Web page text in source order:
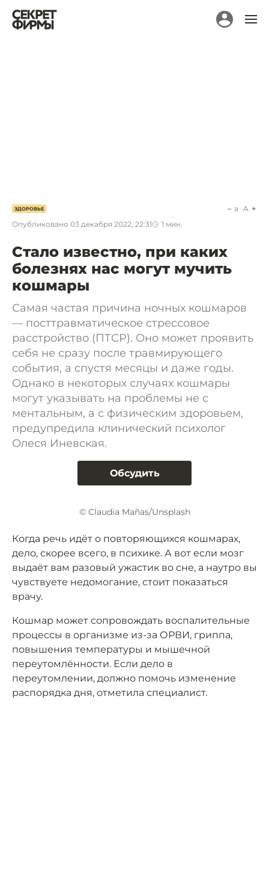
ЗДОРОВЬЕ
Опубликовано 03 декабря 2022, 22:31 1 мин.
a A
Стало известно, при каких
болезнях нас могут мучить
кошмары
Самая частая причина ночных кошмаров
— посттравматическое стрессовое
расстройство (ПТСР). Оно может проявить
себя не сразу после травмирующего
события, а спустя месяцы и даже годы.
Однако в некоторых случаях кошмары
могут указывать на проблемы не с
ментальным, а с физическим здоровьем,
предупредила клинический психолог
Олеся Иневская.
Обсудить
© Claudia Mañas/Unsplash
Когда речь идёт о повторяющихся кошмарах,
дело, скорее всего, в психике. А вот если мозг
выдаёт вам разовый ужастик во сне, а наутро вы
чувствуете недомогание, стоит показаться
врачу.
Кошмар может сопровождать воспалительные
процессы в организме из-за ОРВИ, гриппа,
повышения температуры и мышечной
переутомлённости. Если дело в
переутомлении, должно помочь изменение
распорядка дня, отметила специалист.